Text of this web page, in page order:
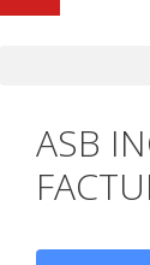
ASB